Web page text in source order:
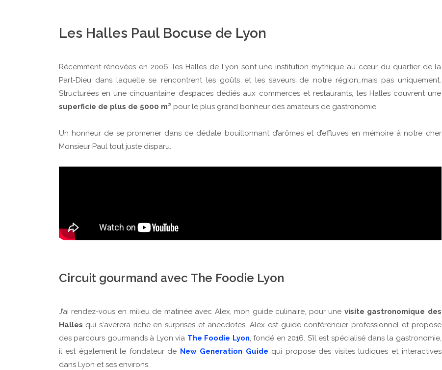
Les Halles Paul Bocuse de Lyon
Récemment rénovées en 2006, les Halles de Lyon sont une institution mythique au cœur du quartier de la
Part-Dieu dans laquelle se rencontrent les goûts et les saveurs de notre région…mais pas uniquement.
Structurées en une cinquantaine d’espaces dédiés aux commerces et restaurants, les Halles couvrent une
superficie de plus de 5000 m² pour le plus grand bonheur des amateurs de gastronomie.
Un honneur de se promener dans ce dédale bouillonnant d’arômes et d’effluves en mémoire à notre cher
Monsieur Paul tout juste disparu.
Circuit gourmand avec The Foodie Lyon
J’ai rendez-vous en milieu de matinée avec Alex, mon guide culinaire, pour une visite gastronomique des
Halles qui s‘avérera riche en surprises et anecdotes. Alex est guide conférencier professionnel et propose
des parcours gourmands à Lyon via The Foodie Lyon , fondé en 2016. S’il est spécialisé dans la gastronomie,
il est également le fondateur de New Generation Guide qui propose des visites ludiques et interactives
dans Lyon et ses environs.